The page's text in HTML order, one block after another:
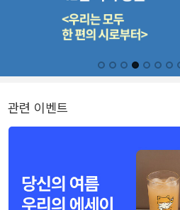
관련 이벤트